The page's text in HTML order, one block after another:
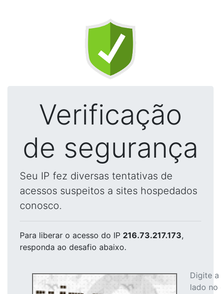
Verificação
de segurança
Seu IP fez diversas tentativas de
acessos suspeitos a sites hospedados
conosco.
Para liberar o acesso do IP 216.73.217.173,
responda ao desafio abaixo.
Digite
lado no